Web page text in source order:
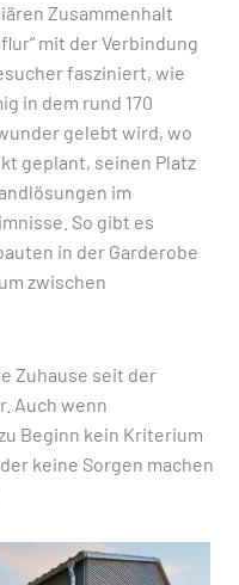
Zusammenhalt
mit der Verbindung
fasziniert, wie
in dem rund 170
gelebt wird, wo
geplant, seinen Platz
im
So gibt es
in der Garderobe
zwischen
Zuhause seit der
Auch wenn
Beginn kein Kriterium
keine Sorgen machen